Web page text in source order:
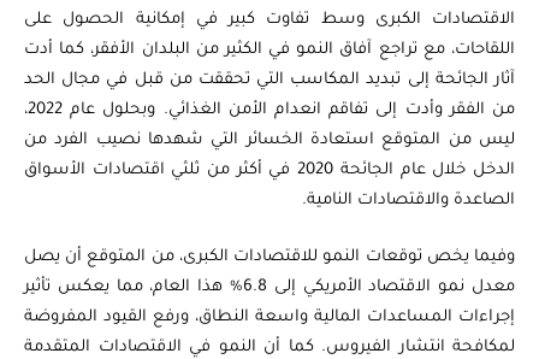
الاقتصادات الكبرى وسط تفاوت كبير في إمكانية الحصول على
اللقاحات، مع تراجع آفاق النمو في الكثير من البلدان الأفقر، كما أدت
آثار الجائحة إلى تبديد المكاسب التي تحققت من قبل في مجال الحد
من الفقر وأدت إلى تفاقم انعدام الأمن الغذائي. وبحلول عام 2022،
ليس من المتوقع استعادة الخسائر التي شهدها نصيب الفرد من
الدخل خلال عام الجائحة 2020 في أكثر من ثلثي اقتصادات الأسواق
الصاعدة والاقتصادات النامية.
وفيما يخص توقعات النمو للاقتصادات الكبرى، من المتوقع أن يصل
معدل نمو الاقتصاد الأمريكي إلى 6.8% هذا العام، مما يعكس تأثير
إجراءات المساعدات المالية واسعة النطاق، ورفع القيود المفروضة
لمكافحة انتشار الفيروس. كما أن النمو في الاقتصادات المتقدمة